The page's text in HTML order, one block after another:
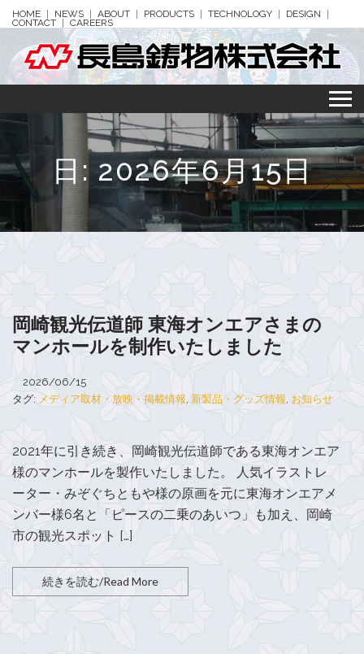
HOME NEWS ABOUT PRODUCTS TECHNOLOGY DESIGN
CONTACT CAREERS
日:2026年6月15日
岡崎観光伝道師 東海オンエアさまの
マンホールを制作いたしました
2026/06/15
タグ: メディア取材・放映・掲載情報, 新製品・グッズ情報, お知らせ
2021年に引き続き、岡崎観光伝道師である東海オンエア
様のマンホールを製作いたしました。 人気イラストレ
ーター・みぞぐちともや様の原画を元に東海オンエアメ
ンバー様6名と「ピースの二乗のあいつ」も加え、岡崎
市の観光スポット […]
続きを読む/Read More